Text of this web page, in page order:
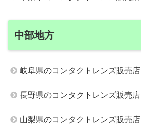
中部地方
岐阜県のコンタクトレンズ販売店
長野県のコンタクトレンズ販売店
山梨県のコンタクトレンズ販売店